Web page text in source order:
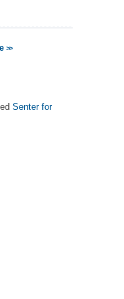
>>
Senter for